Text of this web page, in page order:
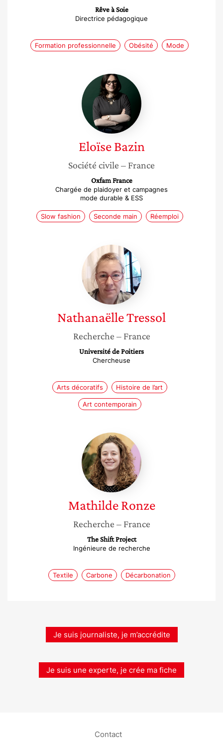
Rêve à Soie
Directrice pédagogique
Formation professionnelle Obésité Mode
Eloïse
Bazin
Eloïse Bazin
Société civile – France
Oxfam France
Chargée de plaidoyer et campagnes
mode durable & ESS
Slow fashion Seconde main Réemploi
Nathanaëlle
Tressol
NathanaëlleTressol
Recherche – France
Université de Poitiers
Chercheuse
Arts décoratifs Histoire de l’art
Art contemporain
Mathilde
Ronze
Mathilde Ronze
Recherche – France
The Shift Project
Ingénieure de recherche
Textile Carbone Décarbonation
Je suis journaliste, je m’accrédite
Je suis une experte, je crée ma fiche
Contact